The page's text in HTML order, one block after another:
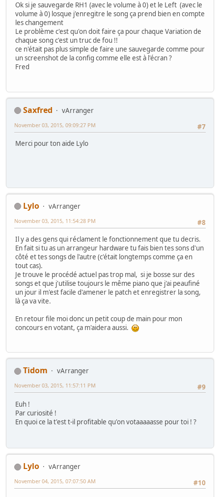
Ok si je sauvegarde RH1 (avec le volume à 0) et le Left (avec le
volume à 0) losque j'enregitre le song ça prend bien en compte
les changement
Le problème c'est qu'on doit faire ça pour chaque Variation de
chaque song c'est un truc de fou !!
ce n'était pas plus simple de faire une sauvegarde comme pour
un screenshot de la config comme elle est à l'écran ?
Fred
Saxfred
vArranger
#7
November 03, 2015, 09:09:27 PM
Merci pour ton aide Lylo
Lylo
vArranger
#8
November 03, 2015, 11:54:28 PM
Il y a des gens qui réclament le fonctionnement que tu decris.
En fait si tu as un arrangeur hardware tu fais bien tes sons d'un
côté et tes songs de l'autre (c'était longtemps comme ça en
tout cas).
Je trouve le procédé actuel pas trop mal, si je bosse sur des
songs et que j'utilise toujours le même piano que j'ai peaufiné
un jour il m'est facile d'amener le patch et enregistrer la song,
là ça va vite.
En retour file moi donc un petit coup de main pour mon
concours en votant, ça m'aidera aussi.
Tidom
vArranger
#9
November 03, 2015, 11:57:11 PM
Euh !
Par curiosité !
En quoi ce la t'est t-il profitable qu'on votaaaaasse pour toi ! ?
Lylo
vArranger
#10
November 04, 2015, 07:07:50 AM